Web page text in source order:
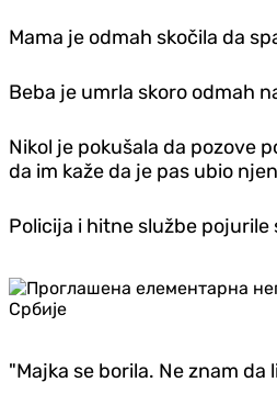
Mama je odmah skočila da
Beba je umrla skoro odmah
Nikol je pokušala da pozove
da im kaže da je pas ubio
Policija i hitne službe
"Majka se borila. Ne znam